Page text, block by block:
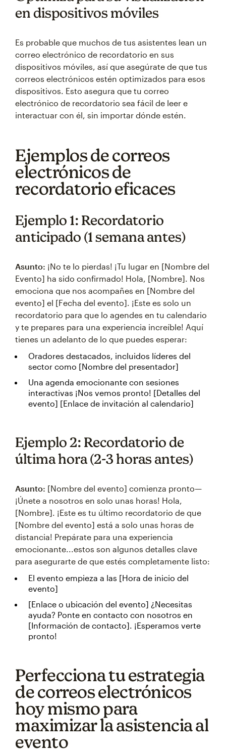
en dispositivos móviles
Es probable que muchos de tus asistentes lean un
correo electrónico de recordatorio en sus
dispositivos móviles, así que asegúrate de que tus
correos electrónicos estén optimizados para esos
dispositivos. Esto asegura que tu correo
electrónico de recordatorio sea fácil de leer e
interactuar con él, sin importar dónde estén.
Ejemplos de correos
electrónicos de
recordatorio eficaces
Ejemplo 1: Recordatorio
anticipado (1 semana antes)
Asunto: ¡No te lo pierdas! ¡Tu lugar en [Nombre del
Evento] ha sido confirmado! Hola, [Nombre]. Nos
emociona que nos acompañes en [Nombre del
evento] el [Fecha del evento]. ¡Este es solo un
recordatorio para que lo agendes en tu calendario
y te prepares para una experiencia increíble! Aquí
tienes un adelanto de lo que puedes esperar:
Oradores destacados, incluidos líderes del
sector como [Nombre del presentador]
Una agenda emocionante con sesiones
interactivas ¡Nos vemos pronto! [Detalles del
evento] [Enlace de invitación al calendario]
Ejemplo 2: Recordatorio de
última hora (2-3 horas antes)
Asunto: [Nombre del evento] comienza pronto—
¡Únete a nosotros en solo unas horas! Hola,
[Nombre]. ¡Este es tu último recordatorio de que
[Nombre del evento] está a solo unas horas de
distancia! Prepárate para una experiencia
emocionante...estos son algunos detalles clave
para asegurarte de que estés completamente listo:
El evento empieza a las [Hora de inicio del
evento]
[Enlace o ubicación del evento] ¿Necesitas
ayuda? Ponte en contacto con nosotros en
[Información de contacto]. ¡Esperamos verte
pronto!
Perfecciona tu estrategia
de correos electrónicos
hoy mismo para
maximizar la asistencia al
evento